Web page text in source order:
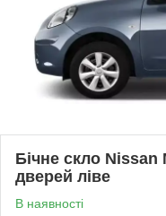
Бічне скло Nissan
дверей ліве
В наявності